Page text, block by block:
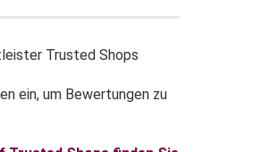
Trusted Shops
ein, um Bewertungen zu